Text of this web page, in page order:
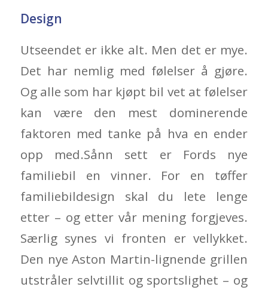
Design
Utseendet er ikke alt. Men det er mye.
Det har nemlig med følelser å gjøre.
Og alle som har kjøpt bil vet at følelser
kan være den mest dominerende
faktoren med tanke på hva en ender
opp med.Sånn sett er Fords nye
familiebil en vinner. For en tøffer
familiebildesign skal du lete lenge
etter – og etter vår mening forgjeves.
Særlig synes vi fronten er vellykket.
Den nye Aston Martin-lignende grillen
utstråler selvtillit og sportslighet – og